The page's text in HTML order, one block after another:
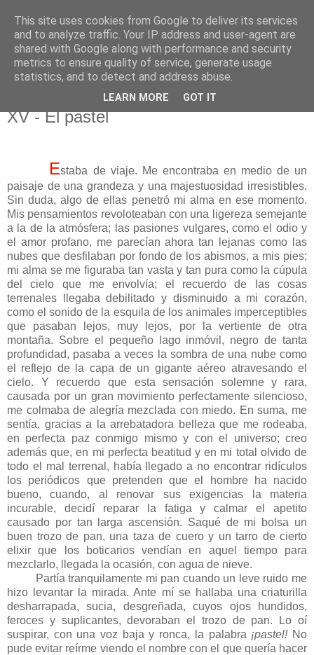
El pisapapeles de Karlsbad
Páginas de un escritor rural
sábado, 11 de marzo de 2017
XV - El pastel
Estaba de viaje. Me encontraba en medio de un
paisaje de una grandeza y una majestuosidad irresistibles.
Sin duda, algo de ellas penetró mi alma en ese momento.
Mis pensamientos revoloteaban con una ligereza semejante
a la de la atmósfera; las pasiones vulgares, como el odio y
el amor profano, me parecían ahora tan lejanas como las
nubes que desfilaban por fondo de los abismos, a mis pies;
mi alma se me figuraba tan vasta y tan pura como la cúpula
del cielo que me envolvía; el recuerdo de las cosas
terrenales llegaba debilitado y disminuido a mi corazón,
como el sonido de la esquila de los animales imperceptibles
que pasaban lejos, muy lejos, por la vertiente de otra
montaña. Sobre el pequeño lago inmóvil, negro de tanta
profundidad, pasaba a veces la sombra de una nube como
el reflejo de la capa de un gigante aéreo atravesando el
cielo. Y recuerdo que esta sensación solemne y rara,
causada por un gran movimiento perfectamente silencioso,
me colmaba de alegría mezclada con miedo. En suma, me
sentía, gracias a la arrebatadora belleza que me rodeaba,
en perfecta paz conmigo mismo y con el universo; creo
además que, en mi perfecta beatitud y en mi total olvido de
todo el mal terrenal, había llegado a no encontrar ridículos
los periódicos que pretenden que el hombre ha nacido
bueno, cuando, al renovar sus exigencias la materia
incurable, decidí reparar la fatiga y calmar el apetito
causado por tan larga ascensión. Saqué de mi bolsa un
buen trozo de pan, una taza de cuero y un tarro de cierto
elixir que los boticarios vendían en aquel tiempo para
mezclarlo, llegada la ocasión, con agua de nieve.
Partía tranquilamente mi pan cuando un leve ruido me
hizo levantar la mirada. Ante mí se hallaba una criaturilla
desharrapada, sucia, desgreñada, cuyos ojos hundidos,
feroces y suplicantes, devoraban el trozo de pan. Lo oí
suspirar, con una voz baja y ronca, la palabra ¡pastel!No
pude evitar reírme viendo el nombre con el que quería hacer
This site uses cookies from Google to deliver its services
and to analyze traffic. Your IP address and user-agent are
shared with Google along with performance and security
metrics to ensure quality of service, generate usage
statistics, and to detect and address abuse.
LEARN MORE GOT IT